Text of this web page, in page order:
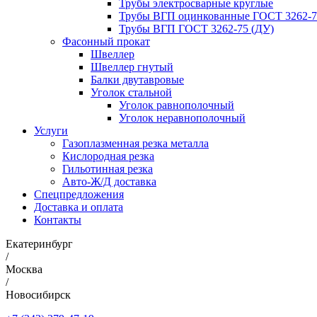
Трубы электросварные круглые
Трубы ВГП оцинкованные ГОСТ 3262-
Трубы ВГП ГОСТ 3262-75 (ДУ)
Фасонный прокат
Швеллер
Швеллер гнутый
Балки двутавровые
Уголок стальной
Уголок равнополочный
Уголок неравнополочный
Услуги
Газоплазменная резка металла
Кислородная резка
Гильотинная резка
Авто-Ж/Д доставка
Спецпредложения
Доставка и оплата
Контакты
Екатеринбург
/
Москва
/
Новосибирск